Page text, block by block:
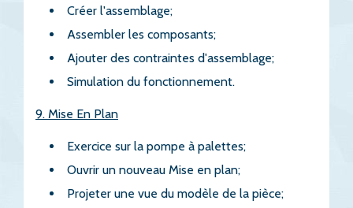
Créer l'assemblage;
Assembler les composants;
Ajouter des contraintes d'assemblage;
Simulation du fonctionnement.
9. Mise En Plan
Exercice sur la pompe à palettes;
Ouvrir un nouveau Mise en plan;
Projeter une vue du modèle de la pièce;